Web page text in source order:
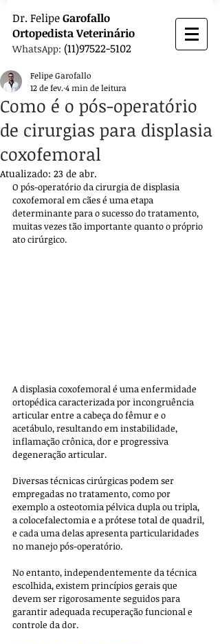
Dr. FelipeGarofallo
OrtopedistaVeterinário
WhatsApp: (11)97522-5102
Como é o pós-operatório
de cirurgias para displasia
coxofemoral
Felipe Garofallo
12 de fev. 4 min de leitura
Atualizado: 23 de abr.
O pós-operatório da cirurgia de displasia
coxofemoral em cães é uma etapa
determinante para o sucesso do tratamento,
muitas vezes tão importante quanto o próprio
ato cirúrgico.
A displasia coxofemoral é uma enfermidade
ortopédica caracterizada por incongruência
articular entre a cabeça do fêmur e o
acetábulo, resultando em instabilidade,
inflamação crônica, dor e progressiva
degeneração articular.
Diversas técnicas cirúrgicas podem ser
empregadas no tratamento, como por
exemplo a osteotomia pélvica dupla ou tripla,
a colocefalectomia e a prótese total de quadril,
e cada uma delas apresenta particularidades
no manejo pós-operatório.
No entanto, independentemente da técnica
escolhida, existem princípios gerais que
devem ser rigorosamente seguidos para
garantir adequada recuperação funcional e
controle da dor.